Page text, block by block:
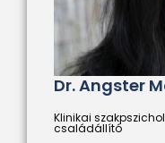
Dr. Angster
Klinikai
családállító